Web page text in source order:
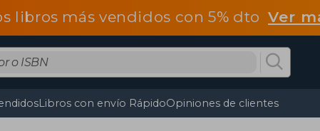
libros más vendidos con 5% dtoVer
Libros con envío RápidoOpiniones de clientes